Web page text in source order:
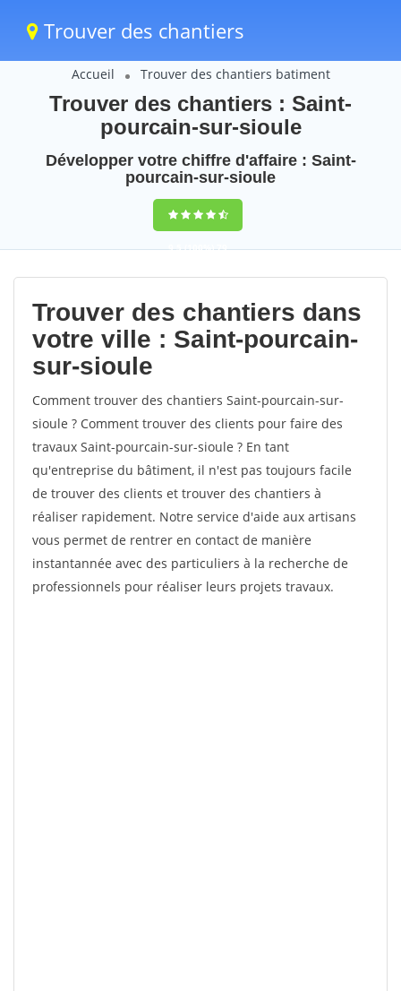
Trouver des chantiers
Accueil Trouver des chantiers batiment
Trouver des chantiers : Saint-
pourcain-sur-sioule
Développer votre chiffre d'affaire : Saint-
pourcain-sur-sioule
9,5(100%)79
votes
Trouver des chantiers dans
votre ville : Saint-pourcain-
sur-sioule
Comment trouver des chantiers Saint-pourcain-sur-
sioule ? Comment trouver des clients pour faire des
travaux Saint-pourcain-sur-sioule ? En tant
qu'entreprise du bâtiment, il n'est pas toujours facile
de trouver des clients et trouver des chantiers à
réaliser rapidement. Notre service d'aide aux artisans
vous permet de rentrer en contact de manière
instantannée avec des particuliers à la recherche de
professionnels pour réaliser leurs projets travaux.